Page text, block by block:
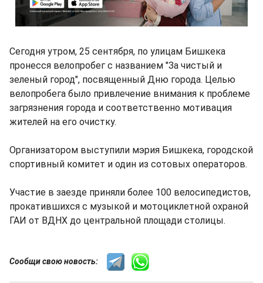
Сегодня утром, 25 сентября, по улицам Бишкека
пронесся велопробег с названием "За чистый и
зеленый город", посвященный Дню города. Целью
велопробега было привлечение внимания к проблеме
загрязнения города и соответственно мотивация
жителей на его очистку.
Организатором выступили мэрия Бишкека, городской
спортивный комитет и один из сотовых операторов.
Участие в заезде приняли более 100 велосипедистов,
прокатившихся с музыкой и мотоциклетной охраной
ГАИ от ВДНХ до центральной площади столицы.
Сообщи свою новость: